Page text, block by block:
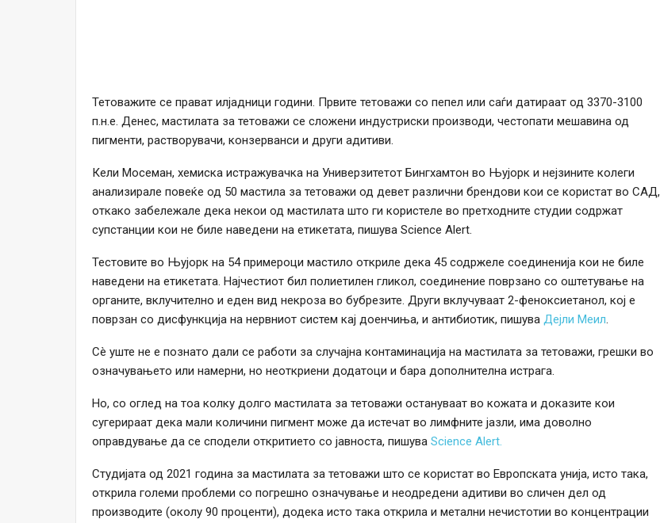
Тетоважите се прават илјадници години. Првите тетоважи со пепел или саѓи датираат од 3370-3100
п.н.е. Денес, мастилата за тетоважи се сложени индустриски производи, честопати мешавина од
пигменти, растворувачи, конзерванси и други адитиви.
Кели Мосеман, хемиска истражувачка на Универзитетот Бингхамтон во Њујорк и нејзините колеги
анализирале повеќе од 50 мастила за тетоважи од девет различни брендови кои се користат во САД,
откако забележале дека некои од мастилата што ги користеле во претходните студии содржат
супстанции кои не биле наведени на етикетата, пишува Science Alert.
Тестовите во Њујорк на 54 примероци мастило откриле дека 45 содржеле соединенија кои не биле
наведени на етикетата. Најчестиот бил полиетилен гликол, соединение поврзано со оштетување на
органите, вклучително и еден вид некроза во бубрезите. Други вклучуваат 2-феноксиетанол, кој е
поврзан со дисфункција на нервниот систем кај доенчиња, и антибиотик, пишува Дејли Меил.
Сè уште не е познато дали се работи за случајна контаминација на мастилата за тетоважи, грешки во
означувањето или намерни, но неоткриени додатоци и бара дополнителна истрага.
Но, со оглед на тоа колку долго мастилата за тетоважи остануваат во кожата и доказите кои
сугерираат дека мали количини пигмент може да истечат во лимфните јазли, има доволно
оправдување да се сподели откритието со јавноста, пишува Science Alert.
Студијата од 2021 година за мастилата за тетоважи што се користат во Европската унија, исто така,
открила големи проблеми со погрешно означување и неодредени адитиви во сличен дел од
производите (околу 90 проценти), додека исто така открила и метални нечистотии во концентрации